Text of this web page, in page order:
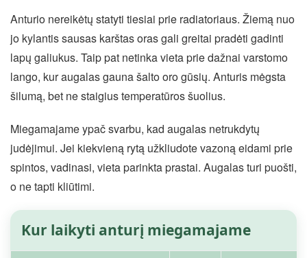
Anturio nereikėtų statyti tiesiai prie radiatoriaus. Žiemą nuo
jo kylantis sausas karštas oras gali greitai pradėti gadinti
lapų galiukus. Taip pat netinka vieta prie dažnai varstomo
lango, kur augalas gauna šalto oro gūsių. Anturis mėgsta
šilumą, bet ne staigius temperatūros šuolius.
Miegamajame ypač svarbu, kad augalas netrukdytų
judėjimui. Jei kiekvieną rytą užkliudote vazoną eidami prie
spintos, vadinasi, vieta parinkta prastai. Augalas turi puošti,
o ne tapti kliūtimi.
Kur laikyti anturį miegamajame